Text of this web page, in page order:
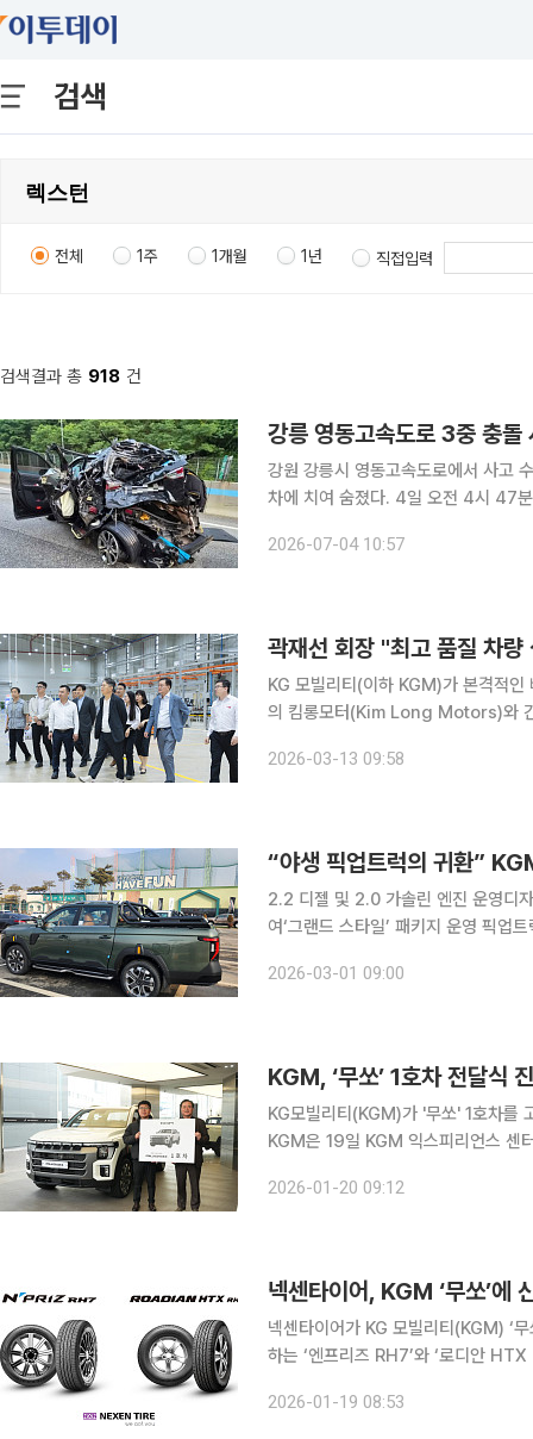
검색
전체 1주 1개월 1년 직접입력
검색결과 총 918 건
강릉 영동고속도로 3중 충
강원 강릉시 영동고속도로에서 사고
차에 치여 숨졌다. 4일 오전 4시 47분께 강원 강릉시 사천면 사기막리 인근 영동고속도로 강릉분
2026-07-04 10:57
KG 모빌리티(이하 KGM)가 본격적
의 킴롱모터(Kim Long Motors)와
열린 간담회에 참석해 현지 시장 사업
2026-03-13 09:58
2.2 디젤 및 2.0 가솔린 엔진 운영디
여‘그랜드 스타일’ 패키지 운영 픽업트럭 맛집 KG모빌리티(KGM)의 간판 ‘무쏘(MUSSO)’가 귀환
으로 이어진 24년간의 픽업 역사를
2026-03-01 09:00
KGM, ‘무쏘’ 1호차 전달식
KG모빌리티(KGM)가 '무쏘' 1호차를
KGM은 19일 KGM 익스피리언스 센
영 중인 이미남 대표로, 비즈니스와
2026-01-20 09:12
넥센타이어, KGM ‘무쏘’에
넥센타이어가 KG 모빌리티(KGM) ‘무쏘’
하는 ‘엔프리즈 RH7’와 ‘로디안
에 넥센타이어는 최대 700kg에 이르
2026-01-19 08:53